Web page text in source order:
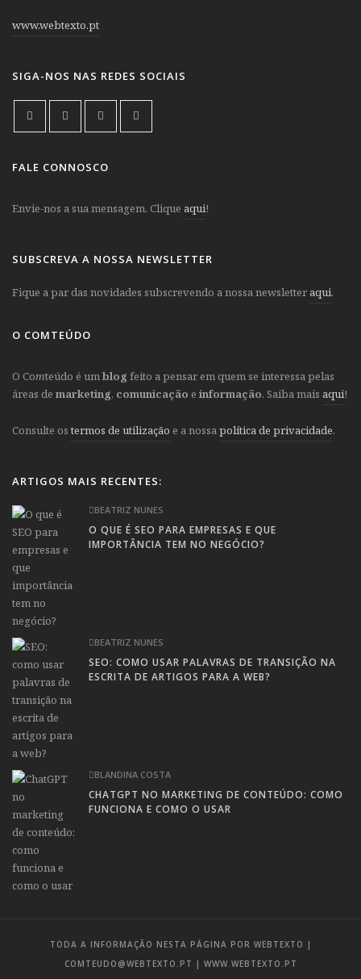
www.webtexto.pt
SIGA-NOS NAS REDES SOCIAIS
FALE CONNOSCO
Envie-nos a sua mensagem. Clique aqui!
SUBSCREVA A NOSSA NEWSLETTER
Fique a par das novidades subscrevendo a nossa newsletter aqui.
O COMTEÚDO
O Comteúdo é umblog feito a pensar em quem se interessa pelas
áreas de marketing, comunicação e informação. Saiba mais aqui!
Consulte ostermos de utilização e a nossapolítica de privacidade.
ARTIGOS MAIS RECENTES:
BEATRIZ NUNES
O QUE É SEO PARA EMPRESAS E QUE
IMPORTÂNCIA TEM NO NEGÓCIO?
BEATRIZ NUNES
SEO: COMO USAR PALAVRAS DE TRANSIÇÃO NA
ESCRITA DE ARTIGOS PARA A WEB?
BLANDINA COSTA
CHATGPT NO MARKETING DE CONTEÚDO: COMO
FUNCIONA E COMO O USAR
TODA A INFORMAÇÃO NESTA PÁGINA POR WEBTEXTO |
COMTEUDO@WEBTEXTO.PT | WWW.WEBTEXTO.PT